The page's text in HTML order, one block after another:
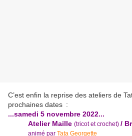
C’est enfin la reprise des ateliers de
prochaines dates :
...samedi 5 novembre 2022...
Atelier Maille (tricot et crochet) /
animé par Tata Georgette